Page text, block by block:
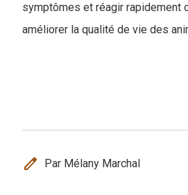
symptômes et réagir rapidement
améliorer la qualité de vie des
edit Par Mélany Marchal